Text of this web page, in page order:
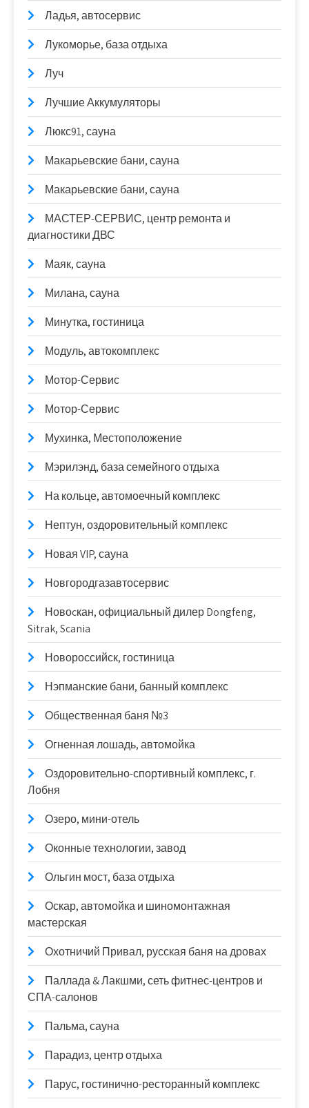
Ладья, автосервис
Лукоморье, база отдыха
Луч
Лучшие Аккумуляторы
Люкс91, сауна
Макарьевские бани, сауна
Макарьевские бани, сауна
МАСТЕР-СЕРВИС, центр ремонта и
диагностики ДВС
Маяк, сауна
Милана, сауна
Минутка, гостиница
Модуль, автокомплекс
Мотор-Сервис
Мотор-Сервис
Мухинка, Местоположение
Мэрилэнд, база семейного отдыха
На кольце, автомоечный комплекс
Нептун, оздоровительный комплекс
Новая VIP, сауна
Новгородгазавтосервис
Новоcкан, официальный дилер Dongfeng,
Sitrak, Scania
Новороссийск, гостиница
Нэпманские бани, банный комплекс
Общественная баня №3
Огненная лошадь, автомойка
Оздоровительно-спортивный комплекс, г.
Лобня
Озеро, мини-отель
Оконные технологии, завод
Ольгин мост, база отдыха
Оскар, автомойка и шиномонтажная
мастерская
Охотничий Привал, русская баня на дровах
Паллада & Лакшми, сеть фитнес-центров и
СПА-салонов
Пальма, сауна
Парадиз, центр отдыха
Парус, гостинично-ресторанный комплекс